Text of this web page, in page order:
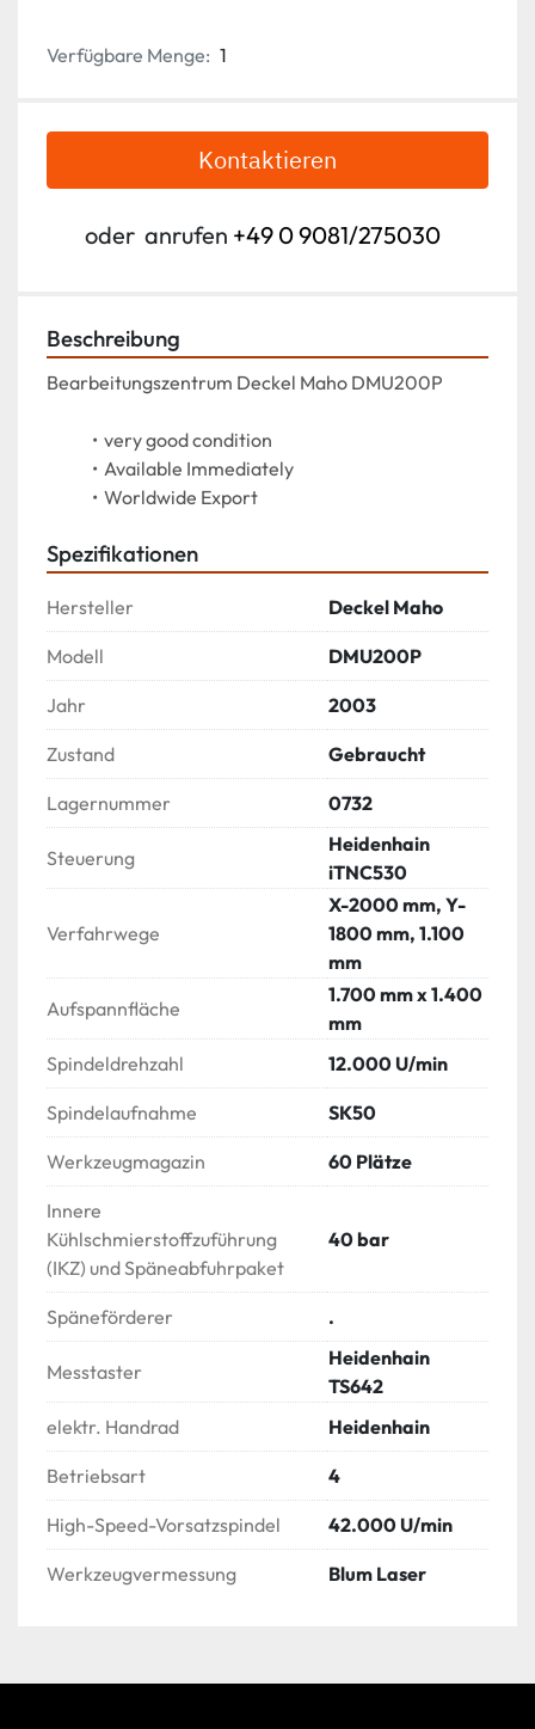
Verfügbare Menge: 1
Kontaktieren
oder anrufen +49 0 9081/275030
Beschreibung
Bearbeitungszentrum Deckel Maho DMU200P
very good condition
Available Immediately
Worldwide Export
Spezifikationen
Hersteller Deckel Maho
Modell DMU200P
Jahr 2003
Zustand Gebraucht
Lagernummer 0732
Steuerung
Heidenhain
iTNC530
Verfahrwege
X-2000 mm, Y-
1800 mm, 1.100
mm
Aufspannfläche
1.700 mm x 1.400
mm
Spindeldrehzahl
12.000 U/min
Spindelaufnahme SK50
Werkzeugmagazin 60 Plätze
Innere
Kühlschmierstoffzuführung
(IKZ) und Späneabfuhrpaket
40 bar
Späneförderer .
Messtaster
Heidenhain
TS642
elektr. Handrad
Heidenhain
Betriebsart 4
High-Speed-Vorsatzspindel 42.000 U/min
Werkzeugvermessung Blum Laser